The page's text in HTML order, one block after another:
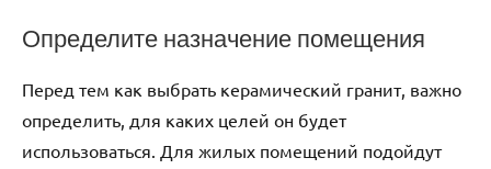
Определите назначение помещения
Перед тем как выбрать керамический гранит, важно
определить, для каких целей он будет
использоваться. Для жилых помещений подойдут